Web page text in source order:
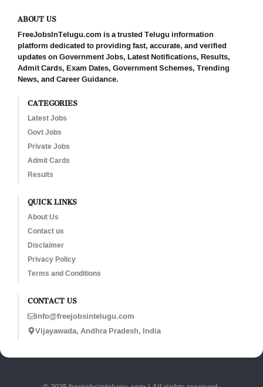
ABOUT US
FreeJobsInTelugu.com is a trusted Telugu information
platform dedicated to providing fast, accurate, and verified
updates on Government Jobs, Latest Notifications, Results,
Admit Cards, Exam Dates, Government Schemes, Trending
News, and Career Guidance.
CATEGORIES
Latest Jobs
Govt Jobs
Private Jobs
Admit Cards
Results
QUICK LINKS
About Us
Contact us
Disclaimer
Privacy Policy
Terms and Conditions
CONTACT US
info@freejobsintelugu.com
Vijayawada, Andhra Pradesh, India